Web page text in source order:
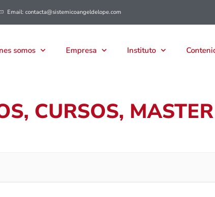
Email: contacta@sistemicoangeldelope.com
somos Empresa Instituto
CURSOS,